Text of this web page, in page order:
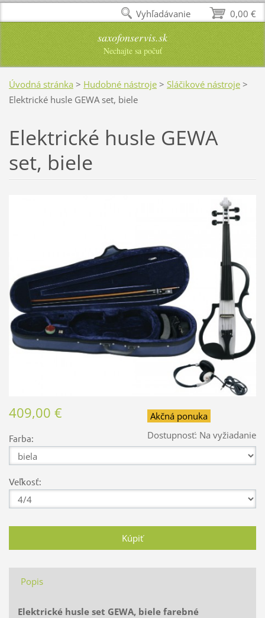
saxofonservis.sk
Nechajte sa počuť
Úvodná stránka > Hudobné nástroje > Sláčikové nástroje >
Elektrické husle GEWA set, biele
Elektrické husle GEWA
set, biele
Akčná ponuka
Dostupnosť: Na vyžiadanie
409,00 €
Farba:
Veľkosť:
Popis
Elektrické husle set GEWA, biele farebné
0,00 €
Vyhľadávanie